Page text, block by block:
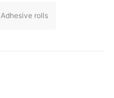
Adhesive rolls